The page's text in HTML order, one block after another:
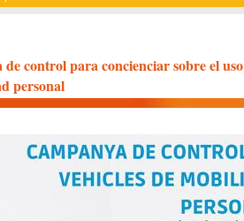
control para concienciar sobre el uso
personal